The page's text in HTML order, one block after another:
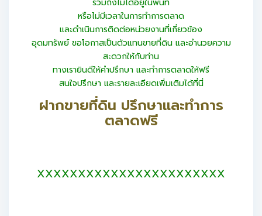
หรือไม่มีเวลาในการทำการตลาด
และดำเนินการติดต่อหน่วยงานที่เกี่ยวข้อง
อุดมทรัพย์ ขอโอกาสเป็นตัวแทนขายที่ดิน และอำนวยความ
สะดวกให้กับท่าน
ทางเรายินดีให้คำปรึกษา และทำการตลาดให้ฟรี
สนใจปรึกษา และรายละเอียดเพิ่มเติมได้ที่นี่
ฝากขายที่ดิน ปรึกษาและทำการ
ตลาดฟรี
XXXXXXXXXXXXXXXXXXXXXXX